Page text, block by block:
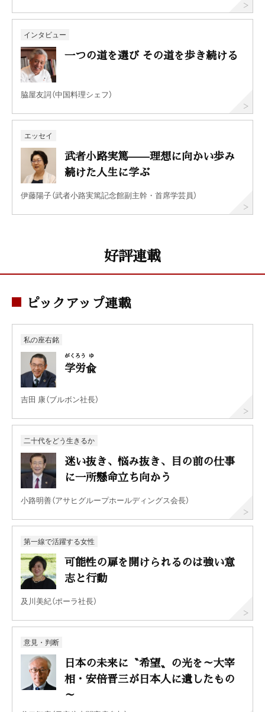
インタビュー
一つの道を選び その道を歩き続ける
脇屋友詞（中国料理シェフ）
エッセイ
武者小路実篤——理想に向かい歩み
続けた人生に学ぶ
伊藤陽子（武者小路実篤記念館副主幹・首席学芸員）
好評連載
ピックアップ連載
私の座右銘
学
がく
労
ろう
兪
ゆ
吉田 康（ブルボン社長）
二十代をどう生きるか
迷い抜き、悩み抜き、目の前の仕事
に一所懸命立ち向かう
小路明善（アサヒグループホールディングス会長）
第一線で活躍する女性
可能性の扉を開けられるのは強い意
志と行動
及川美紀（ポーラ社長）
意見・判断
日本の未来に〝希望〟の光を～大宰
相・安倍晋三が日本人に遺したもの
～